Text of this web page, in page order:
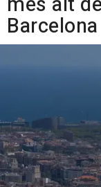
Barcelona